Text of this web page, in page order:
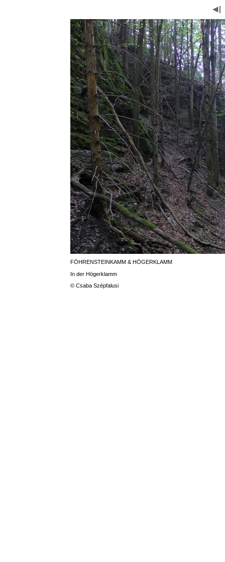
FÖHRENSTEINKAMM & HÖGERKLAMM
In der Högerklamm
© Csaba Szépfalusi